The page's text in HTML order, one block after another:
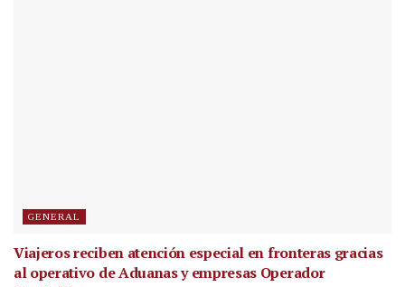
GENERAL
Viajeros reciben atención especial en fronteras gracias
al operativo de Aduanas y empresas Operador